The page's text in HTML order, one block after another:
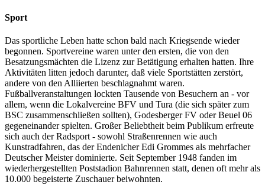
Sport
Das sportliche Leben hatte schon bald nach Kriegsende wieder
begonnen. Sportvereine waren unter den ersten, die von den
Besatzungsmächten die Lizenz zur Betätigung erhalten hatten. Ihre
Aktivitäten litten jedoch darunter, daß viele Sportstätten zerstört,
andere von den Alliierten beschlagnahmt waren.
Fußballveranstaltungen lockten Tausende von Besuchern an - vor
allem, wenn die Lokalvereine BFV und Tura (die sich später zum
BSC zusammenschließen sollten), Godesberger FV oder Beuel 06
gegeneinander spielten. Großer Beliebtheit beim Publikum erfreute
sich auch der Radsport - sowohl Straßenrennen wie auch
Kunstradfahren, das der Endenicher Edi Grommes als mehrfacher
Deutscher Meister dominierte. Seit September 1948 fanden im
wiederhergestellten Poststadion Bahnrennen statt, denen oft mehr als
10.000 begeisterte Zuschauer beiwohnten.